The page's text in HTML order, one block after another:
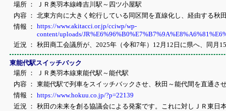
場所 ：
ＪＲ奥羽本線峰吉川駅～四ツ小屋駅
内容 ： 北東方向に大きく蛇行している同区間を直線化し、経由する秋
情報 ： https://www.akitacci.or.jp/cciwp/wp-
content/uploads/
近況 ： 秋田商工会議所が、2025年（令和7年）12月12日に県へ、同月
東能代駅スイッチバック
場所 ：
ＪＲ奥羽本線東能代駅～能代駅
内容 ： 東能代駅で列車をスイッチバックさせ、秋田～能代間を直通さ
情報 ： https://www.hokuu.co.jp/?p=22139
近況 ： 秋田の未来を創る協議会による発案です。これに対しＪＲ東日